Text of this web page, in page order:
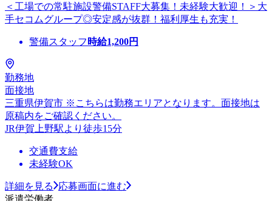
＜工場での常駐施設警備STAFF大募集！未経験大歓迎！＞大
手セコムグループ◎安定感が抜群！福利厚生も充実！
警備スタッフ 時給1,200円
勤務地
面接地
三重県伊賀市 ※こちらは勤務エリアとなります。面接地は
原稿内をご確認ください。
JR伊賀上野駅より徒歩15分
交通費支給
未経験OK
詳細を見る
応募画面に進む
派遣労働者